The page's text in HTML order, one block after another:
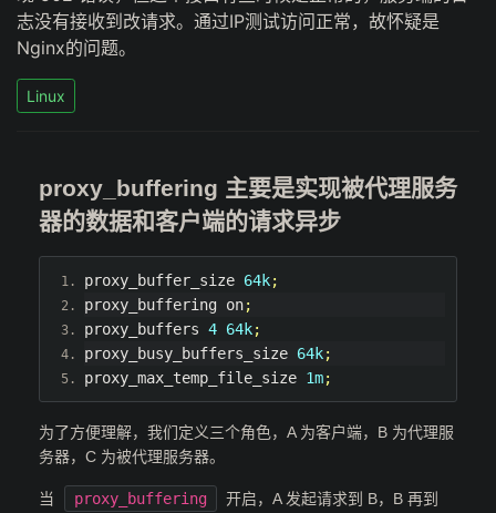
志没有接收到改请求。通过IP测试访问正常，故怀疑是
Nginx的问题。
Linux
proxy_buffering 主要是实现被代理服务
器的数据和客户端的请求异步
proxy_buffer_size 64k;
proxy_buffering on;
proxy_buffers 4 64k;
proxy_busy_buffers_size 64k;
proxy_max_temp_file_size 1m;
为了方便理解，我们定义三个角色，A 为客户端，B 为代理服
务器，C 为被代理服务器。
当 proxy_buffering
开启，A 发起请求到 B，B 再到